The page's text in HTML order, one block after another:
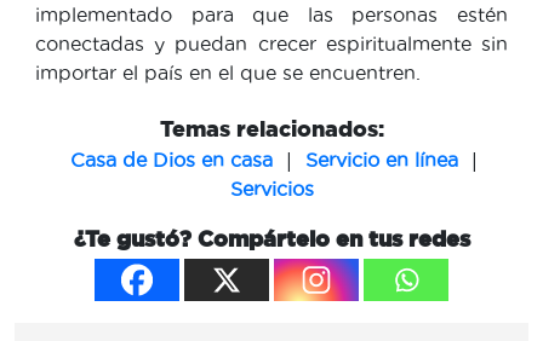
implementado para que las personas estén
conectadas y puedan crecer espiritualmente sin
importar el país en el que se encuentren.
Temas relacionados:
Casa de Dios en casa | Servicio en línea |
Servicios
¿Te gustó? Compártelo en tus redes